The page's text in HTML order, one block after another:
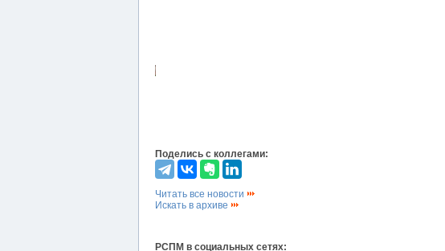
Поделись с коллегами:
Читать все новости
Искать в архиве
РСПМ в социальных сетях: